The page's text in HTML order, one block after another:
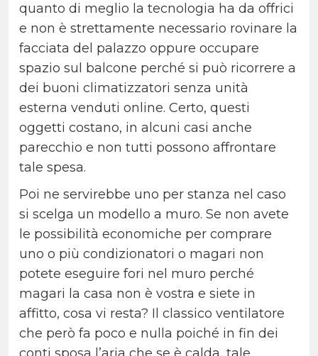
quanto di meglio la tecnologia ha da offrici
e non è strettamente necessario rovinare la
facciata del palazzo oppure occupare
spazio sul balcone perché si può ricorrere a
dei buoni climatizzatori senza unità
esterna venduti online. Certo, questi
oggetti costano, in alcuni casi anche
parecchio e non tutti possono affrontare
tale spesa.
Poi ne servirebbe uno per stanza nel caso
si scelga un modello a muro. Se non avete
le possibilità economiche per comprare
uno o più condizionatori o magari non
potete eseguire fori nel muro perché
magari la casa non è vostra e siete in
affitto, cosa vi resta? Il classico ventilatore
che però fa poco e nulla poiché in fin dei